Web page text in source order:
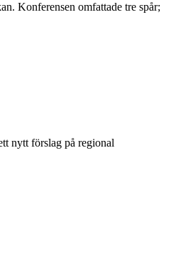
Konferensen omfattade tre spår;
nytt förslag på regional